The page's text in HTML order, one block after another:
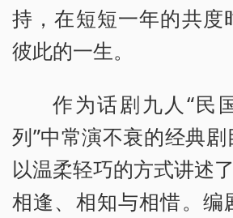
持，在短短一年的共度
彼此的一生。
作为话剧九人“民
列”中常演不衰的经典剧
以温柔轻巧的方式讲述
相逢、相知与相惜。编